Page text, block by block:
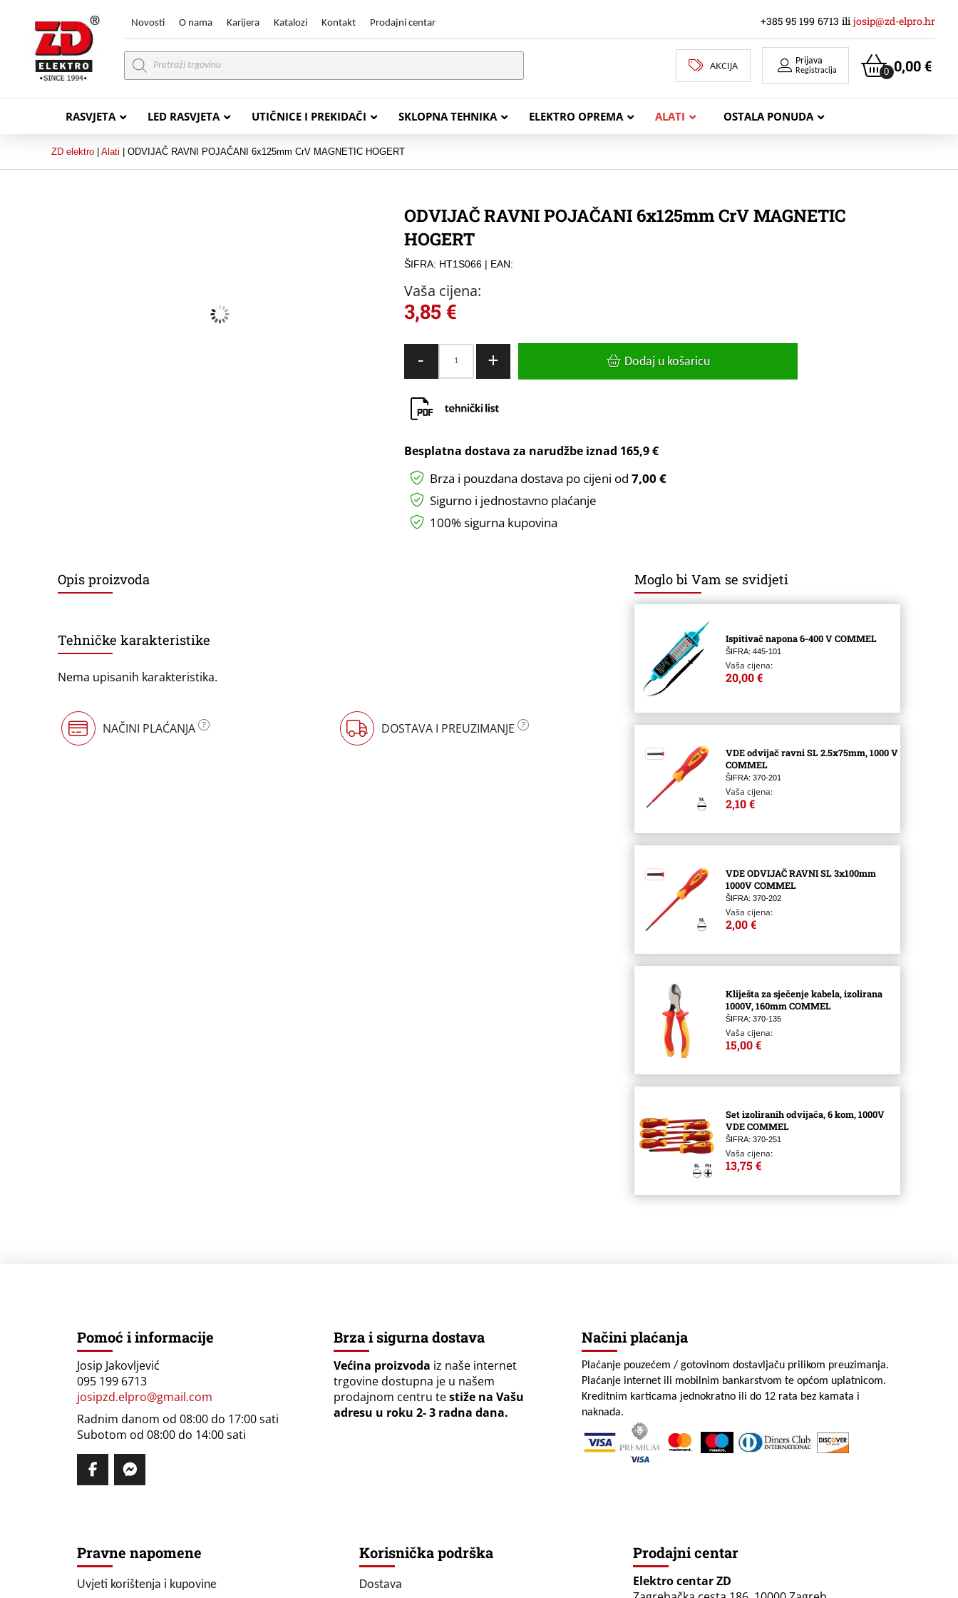
Novosti O nama Karijera Katalozi Kontakt Prodajni centar +385 95 199 6713 ili josip@zd-elpro.hr
Products
search
AKCIJA Prijava
Registracija 0,00€
0
RASVJETA LED RASVJETA UTIČNICE I PREKIDAČI SKLOPNA TEHNIKA ELEKTRO OPREMA ALATI OSTALA PONUDA
ENERGETSKI KABELI
ZD elektro Alati ODVIJAČ RAVNI POJAČANI 6x125mm CrV MAGNETIC HOGERT
ODVIJAČ RAVNI POJAČANI 6x125mm CrV MAGNETIC
HOGERT
ŠIFRA: HT1S066| EAN:
Vaša cijena:
3,85€
-
6x125mm
količina
+ Dodaj u košaricu
Besplatna dostava za narudžbe iznad 165,9 €
Brza i pouzdana dostava po cijeni od 7,00 €
Sigurno i jednostavno plaćanje
100% sigurna kupovina
Opis proizvoda
Tehničke karakteristike
Nema upisanih karakteristika.
NAČINI PLAĆANJA DOSTAVA I PREUZIMANJE
Moglo bi Vam se svidjeti
Ispitivač napona 6-400 V COMMEL
ŠIFRA: 445-101
Vaša cijena:
20,00 €
VDE odvijač ravni SL 2.5x75mm, 1000 V
COMMEL
ŠIFRA: 370-201
Vaša cijena:
2,10 €
VDE ODVIJAČ RAVNI SL 3x100mm
1000V COMMEL
ŠIFRA: 370-202
Vaša cijena:
2,00 €
Kliješta za sječenje kabela, izolirana
1000V, 160mm COMMEL
ŠIFRA: 370-135
Vaša cijena:
15,00 €
Set izoliranih odvijača, 6 kom, 1000V
VDE COMMEL
ŠIFRA: 370-251
Vaša cijena:
13,75 €
Pomoć i informacije
Josip Jakovljević
095 199 6713
josipzd.elpro@gmail.com
Radnim danom od 08:00 do 17:00 sati
Subotom od 08:00 do 14:00 sati
Brza i sigurna dostava
Većina proizvoda iz naše internet
trgovine dostupna je u našem
prodajnom centru testiže na Vašu
adresu u roku 2- 3 radna dana.
Načini plaćanja
Plaćanje pouzećem / gotovinom dostavljaču prilikom preuzimanja.
Plaćanje internet ili mobilnim bankarstvom te općom uplatnicom.
Kreditnim karticama jednokratno ili do 12 rata bez kamata i
naknada.
Pravne napomene
Uvjeti korištenja i kupovine
Korisnička podrška
Dostava
Prodajni centar
Elektro centar ZD